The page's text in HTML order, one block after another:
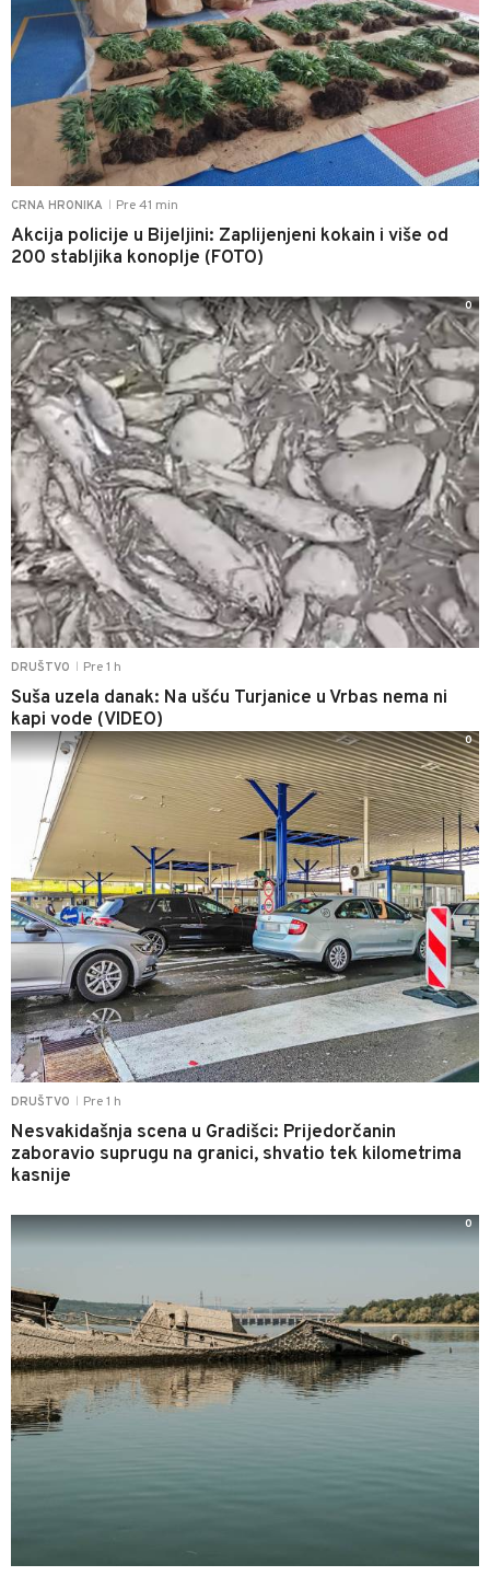
CRNA HRONIKA Pre 41 min
Akcija policije u Bijeljini: Zaplijenjeni kokain i više od
200 stabljika konoplje (FOTO)
DRUŠTVO Pre 1 h
Suša uzela danak: Na ušću Turjanice u Vrbas nema ni
kapi vode (VIDEO)
0
DRUŠTVO Pre 1 h
Nesvakidašnja scena u Gradišci: Prijedorčanin
zaboravio suprugu na granici, shvatio tek kilometrima
kasnije
0
0